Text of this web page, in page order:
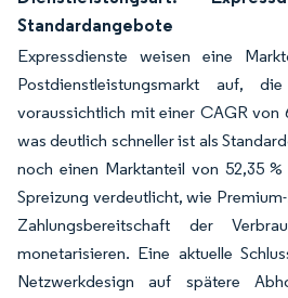
Standardangebote
Expressdienste weisen eine
Postdienstleistungsmarkt auf,
voraussichtlich mit einer CAGR von
was deutlich schneller ist als
noch einen Marktanteil von 52,35
Spreizung verdeutlicht, wie
Zahlungsbereitschaft der
monetarisieren. Eine aktuelle
Netzwerkdesign auf spätere